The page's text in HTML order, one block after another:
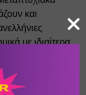
και
με ιδιαίτερα